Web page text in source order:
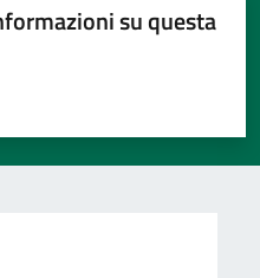
su questa
5